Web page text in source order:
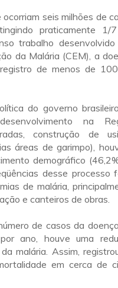
seis milhões de
praticamente 1/
trabalho
da Malária (CEM), a
de menos de
do governo
na
construção de
áreas de garimpo),
demográfico
desse processo
de malária,
e canteiros de obras.
de casos da
ano, houve uma
malária. Assim,
em cerca de